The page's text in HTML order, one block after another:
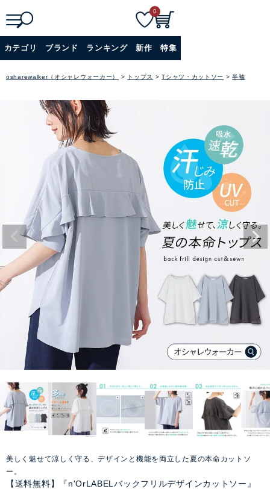
詳細検索
0
カテゴリ ブランド ランキング 新作 特集
osharewalker（オシャレウォーカー） トップス Tシャツ・カットソー 半袖
美しく魅せて涼しく守る、デザインと機能を両立した夏の本命カットソ
ー。
【送料無料】『n'OrLABELバックフリルデザインカットソー』